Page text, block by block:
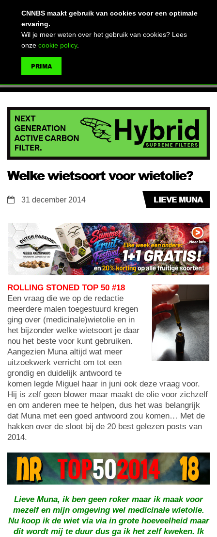
Welke wietsoort voor wietolie?
LIEVE MUNA
31 december 2014
ROLLING STONED TOP 50 #18
Een vraag die we op de redactie
meerdere malen toegestuurd kregen
ging over (medicinale)wietolie en in
het bijzonder welke wietsoort je daar
nou het beste voor kunt gebruiken.
Aangezien Muna altijd wat meer
uitzoekwerk verricht om tot een
grondig en duidelijk antwoord te
komen legde Miguel haar in juni ook deze vraag voor.
Hij is zelf geen blower maar maakt de olie voor zichzelf
en om anderen mee te helpen, dus het was belangrijk
dat Muna met een goed antwoord zou komen… Met de
hakken over de sloot bij de 20 best gelezen posts van
2014.
Lieve Muna, ik ben geen roker maar ik maak voor
mezelf en mijn omgeving wel medicinale wietolie.
Nu koop ik de wiet via via in grote hoeveelheid maar
dit wordt mij te duur dus ga ik het zelf kweken. Ik
CNNBS maakt gebruik van cookies voor een optimale
ervaring.
Wil je meer weten over het gebruik van cookies? Lees
onze cookie policy.
PRIMA